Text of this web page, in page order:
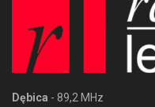
Dębica - 89,2 MHz